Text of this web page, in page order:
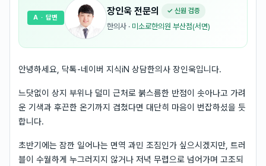
장인욱 전문의 ✓ 신원 검증
한의사 · 미소로한의원 부산점(서면)
A · 답변
안녕하세요, 닥톡-네이버 지식iN 상담한의사 장인욱입니다.
느닷없이 상지 부위나 덜미 근처로 붉스름한 반점이 솟아나고 가려
운 기색과 후끈한 온기까지 겹쳤다면 대단히 마음이 번잡하셨을 듯
합니다.
초반기에는 잠깐 일어나는 면역 과민 조짐인가 싶으시겠지만, 트러
블이 수월하게 누그러지지 않거나 저녁 무렵으로 넘어가며 고조되